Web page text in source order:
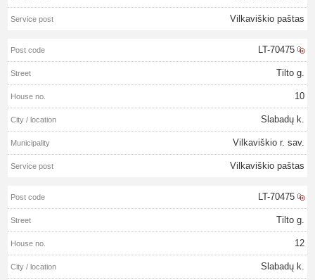
Vilkaviškio paštas
LT-70475
Tilto g.
10
Slabadų k.
Vilkaviškio r. sav.
Vilkaviškio paštas
LT-70475
Tilto g.
12
Slabadų k.